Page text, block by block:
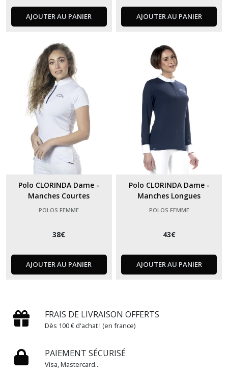
AJOUTER AU PANIER AJOUTER AU PANIER
Polo CLORINDA Dame -
Manches Courtes
POLOS FEMME
38€
AJOUTER AU PANIER
Polo CLORINDA Dame -
Manches Longues
POLOS FEMME
43€
AJOUTER AU PANIER
FRAIS DE LIVRAISON OFFERTS
Dès 100 € d'achat ! (en france)
PAIEMENT SÉCURISÉ
Visa, Mastercard...